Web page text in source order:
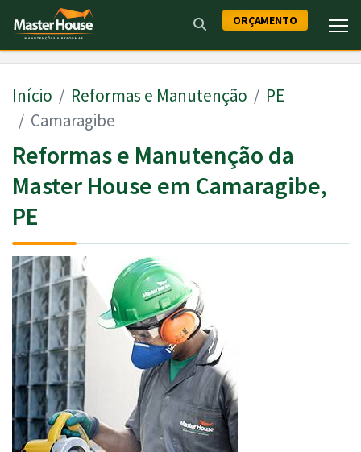
ORÇAMENTO
Início Reformas e Manutenção
PE
Camaragibe
Reformas e Manutenção da
Master House em Camaragibe,
PE